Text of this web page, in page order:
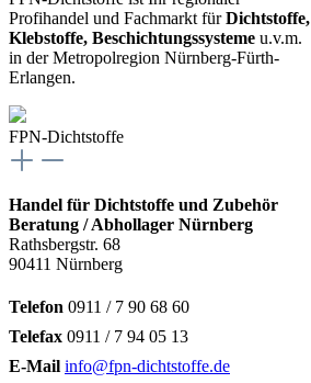
Profihandel und Fachmarkt fürDichtstoffe,
Klebstoffe, Beschichtungssysteme u.v.m.
in der Metropolregion Nürnberg-Fürth-
Erlangen.
FPN-Dichtstoffe
Handel für Dichtstoffe und Zubehör
Beratung / Abhollager Nürnberg
Rathsbergstr. 68
90411 Nürnberg
Telefon 0911 / 7 90 68 60
Telefax 0911 / 7 94 05 13
E-Mail info@fpn-dichtstoffe.de